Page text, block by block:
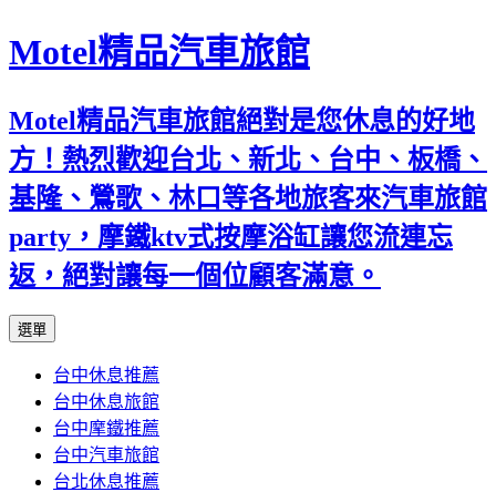
Motel精品汽車旅館
Motel精品汽車旅館絕對是您休息的好地
方！熱烈歡迎台北、新北、台中、板橋、
基隆、鶯歌、林口等各地旅客來汽車旅館
party，摩鐵ktv式按摩浴缸讓您流連忘
返，絕對讓每一個位顧客滿意。
選單
內
容
台中休息推薦
台中休息旅館
台中摩鐵推薦
台中汽車旅館
台北休息推薦